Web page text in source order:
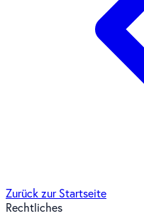
Zurück zur Startseite
Rechtliches